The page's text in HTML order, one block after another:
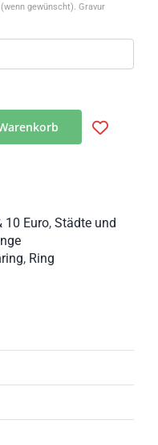
gewünscht). Gravur
10 Euro, Städte und
, Ring